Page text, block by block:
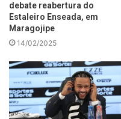
debate reabertura do
Estaleiro Enseada, em
Maragojipe
14/02/2025